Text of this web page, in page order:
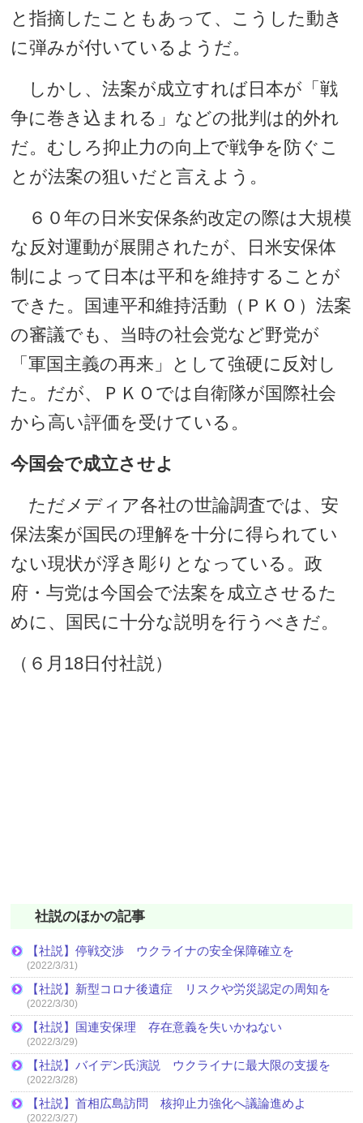
と指摘したこともあって、こうした動き
に弾みが付いているようだ。
しかし、法案が成立すれば日本が「戦
争に巻き込まれる」などの批判は的外れ
だ。むしろ抑止力の向上で戦争を防ぐこ
とが法案の狙いだと言えよう。
６０年の日米安保条約改定の際は大規模
な反対運動が展開されたが、日米安保体
制によって日本は平和を維持することが
できた。国連平和維持活動（ＰＫＯ）法案
の審議でも、当時の社会党など野党が
「軍国主義の再来」として強硬に反対し
た。だが、ＰＫＯでは自衛隊が国際社会
から高い評価を受けている。
今国会で成立させよ
ただメディア各社の世論調査では、安
保法案が国民の理解を十分に得られてい
ない現状が浮き彫りとなっている。政
府・与党は今国会で法案を成立させるた
めに、国民に十分な説明を行うべきだ。
（６月18日付社説）
社説のほかの記事
【社説】停戦交渉 ウクライナの安全保障確立を
(2022/3/31)
【社説】新型コロナ後遺症 リスクや労災認定の周知を
(2022/3/30)
【社説】国連安保理 存在意義を失いかねない
(2022/3/29)
【社説】バイデン氏演説 ウクライナに最大限の支援を
(2022/3/28)
【社説】首相広島訪問 核抑止力強化へ議論進めよ
(2022/3/27)